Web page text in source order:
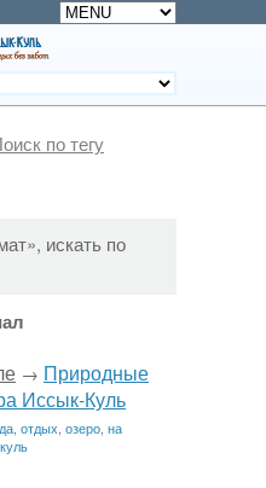
по тегу
искать по
→ Природные
Иссык-Куль
отдых озеро на